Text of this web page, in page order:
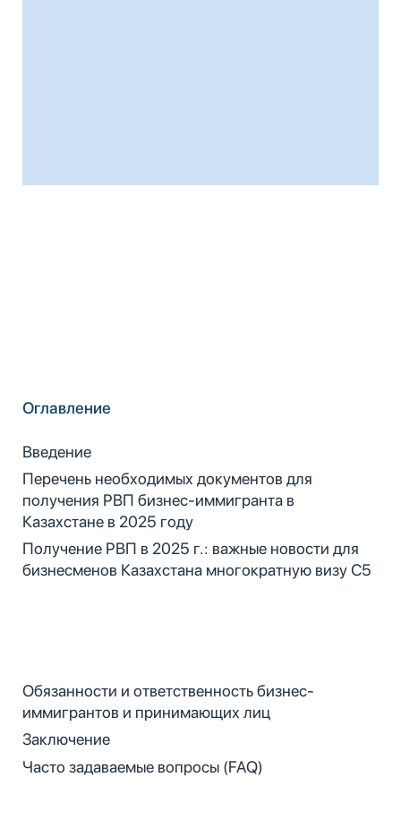
Оглавление
Введение
Перечень необходимых документов для
получения РВП бизнес-иммигранта в
Казахстане в 2025 году
Получение РВП в 2025 г.: важные новости для
бизнесменов Казахстана многократную визу С5
Обязанности и ответственность бизнес-
иммигрантов и принимающих лиц
Заключение
Часто задаваемые вопросы (FAQ)